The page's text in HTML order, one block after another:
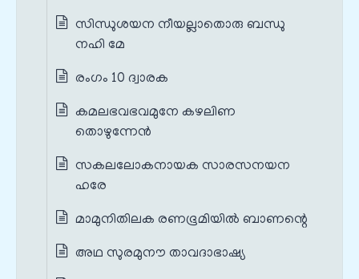
സിന്ധുശയന നീയല്ലാതൊരു ബന്ധു
നഹി മേ
രംഗം 10 ദ്വാരക
കമലഭവഭവമുനേ കഴലിണ
തൊഴുന്നേൻ
സകലലോകനായക സാരസനയന
ഹരേ
മാമുനിതിലക രണഭൂമിയിൽ ബാണന്റെ
അഥ സുരമുനൗ താവദാഭാഷ്യ